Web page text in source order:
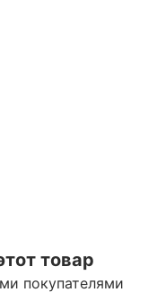
товар
покупателями